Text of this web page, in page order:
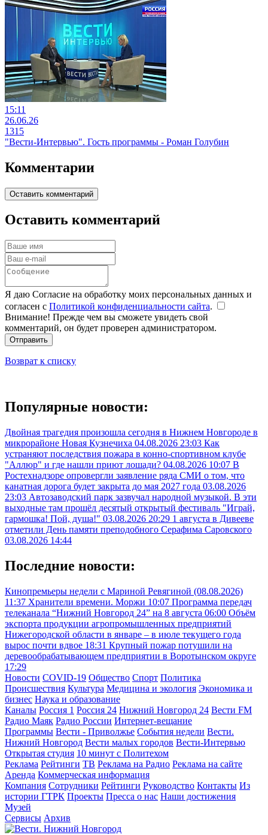
15:11
26.06.26
1315
"Вести-Интервью". Гость программы - Роман Голубин
Комментарии
Оставить комментарий
Оставить комментарий
Я даю Согласие на обработку моих персональных данных и
согласен с Политикой конфиденциальности сайта.
Внимание! Прежде чем вы сможете увидеть свой
комментарий, он будет проверен администратором.
Отправить
Возврат к списку
Популярные новости:
Двойная трагедия произошла сегодня в Нижнем Новгороде в
микрорайоне Новая Кузнечиха 04.08.2026 23:03 Как
устраняют последствия пожара в конно-спортивном клубе
"Аллюр" и где нашли приют лошади? 04.08.2026 10:07 В
Ростехнадзоре опровергли заявление ряда СМИ о том, что
канатная дорога будет закрыта до мая 2027 года 03.08.2026
23:03 Автозаводский парк зазвучал народной музыкой. В эти
выходные там прошёл десятый открытый фестиваль "Играй,
гармошка! Пой, душа!" 03.08.2026 20:29 1 августа в Дивееве
отметили День памяти преподобного Серафима Саровского
03.08.2026 14:44
Последние новости:
Кинопремьеры недели с Мариной Ревягиной (08.08.2026)
11:37 Хранители времени. Моржи 10:07 Программа передач
телеканала “Нижний Новгород 24” на 8 августа 06:00 Объём
экспорта продукции агропромышленных предприятий
Нижегородской области в январе – в июле текущего года
вырос почти вдвое 18:31 Крупный пожар потушили на
деревообрабатывающем предприятии в Воротынском округе
17:29
Новости COVID-19 Общество Спорт Политика
Происшествия Культура Медицина и экология Экономика и
бизнес Наука и образование
Каналы Россия 1 Россия 24 Нижний Новгород 24 Вести FM
Радио Маяк Радио России Интернет-вещание
Программы Вести - Приволжье События недели Вести.
Нижний Новгород Вести малых городов Вести-Интервью
Открытая студия 10 минут с Политехом
Реклама Рейтинги ТВ Реклама на Радио Реклама на сайте
Аренда Коммерческая информация
Компания Сотрудники Рейтинги Руководство Контакты Из
истории ГТРК Проекты Пресса о нас Наши достижения
Музей
Сервисы Архив